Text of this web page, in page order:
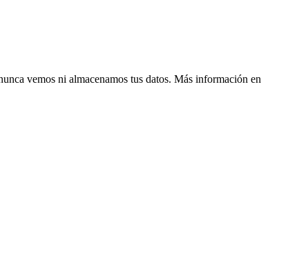
vemos ni almacenamos tus datos. Más información en